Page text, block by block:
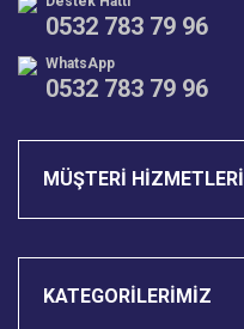
0532 783 79 96
WhatsApp
0532 783 79 96
MÜŞTERİ HİZMETLERİ
KATEGORİLERİMİZ